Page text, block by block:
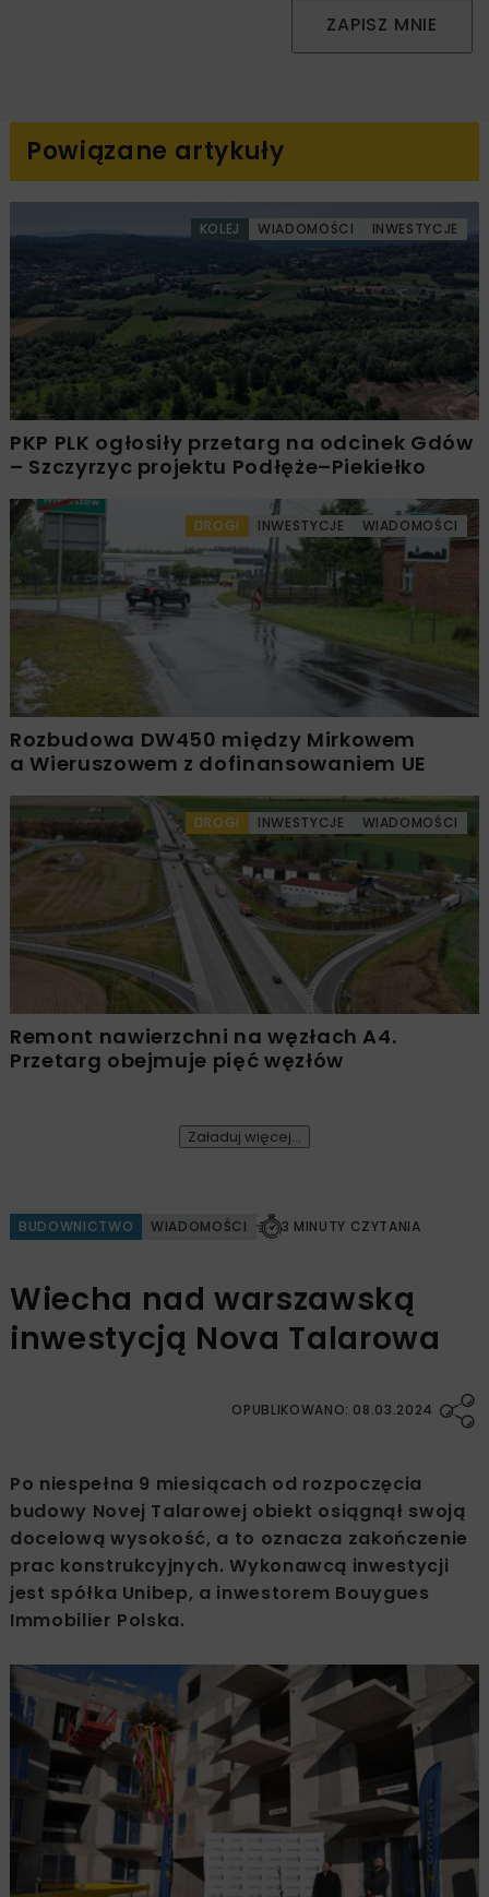
ZAPISZ MNIE
Powiązane artykuły
KOLEJ WIADOMOŚCI INWESTYCJE
PKP PLK ogłosiły przetarg na odcinek Gdów
– Szczyrzyc projektu Podłęże–Piekiełko
DROGI INWESTYCJE WIADOMOŚCI
Rozbudowa DW450 między Mirkowem
a Wieruszowem z dofinansowaniem UE
DROGI INWESTYCJE WIADOMOŚCI
Remont nawierzchni na węzłach A4.
Przetarg obejmuje pięć węzłów
Załaduj więcej...
BUDOWNICTWO WIADOMOŚCI 3 MINUTY CZYTANIA
Wiecha nad warszawską
inwestycją Nova Talarowa
OPUBLIKOWANO: 08.03.2024
Po niespełna 9 miesiącach od rozpoczęcia
budowy Novej Talarowej obiekt osiągnął swoją
docelową wysokość, a to oznacza zakończenie
prac konstrukcyjnych. Wykonawcą inwestycji
jest spółka Unibep, a inwestorem Bouygues
Immobilier Polska.